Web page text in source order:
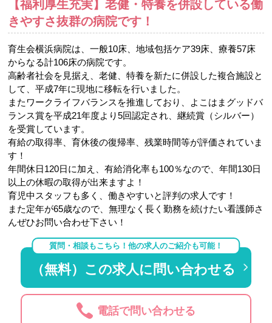
【福利厚生充実】老健・特養を併設している働
きやすさ抜群の病院です！
育生会横浜病院は、一般10床、地域包括ケア39床、療養57床
からなる計106床の病院です。
高齢者社会を見据え、老健、特養を新たに併設した複合施設と
して、平成7年に現地に移転を行いました。
またワークライフバランスを推進しており、よこはまグッドバ
ランス賞を平成21年度より5回認定され、継続賞（シルバー）
を受賞しています。
有給の取得率、育休後の復帰率、残業時間等が評価されていま
す！
年間休日120日に加え、有給消化率も100％なので、年間130日
以上の休暇の取得が出来ますよ！
育児中スタッフも多く、働きやすいと評判の求人です！
また定年が65歳なので、無理なく長く勤務を続けたい看護師さ
んぜひお問い合わせ下さい！
質問・相談もこちら！他の求人のご紹介も可能！
（無料）この求人に問い合わせる
電話で問い合わせる